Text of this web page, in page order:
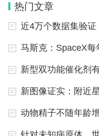
面进行模仿。比如，让
像人脑那样在不同的
互。不过，要让神经网
术可像搭积木一样连接
好具有相关潜力。
热门文章
近4万个数据集验
新型双功能催化剂
新图像证实：附近
动物精子不随年龄